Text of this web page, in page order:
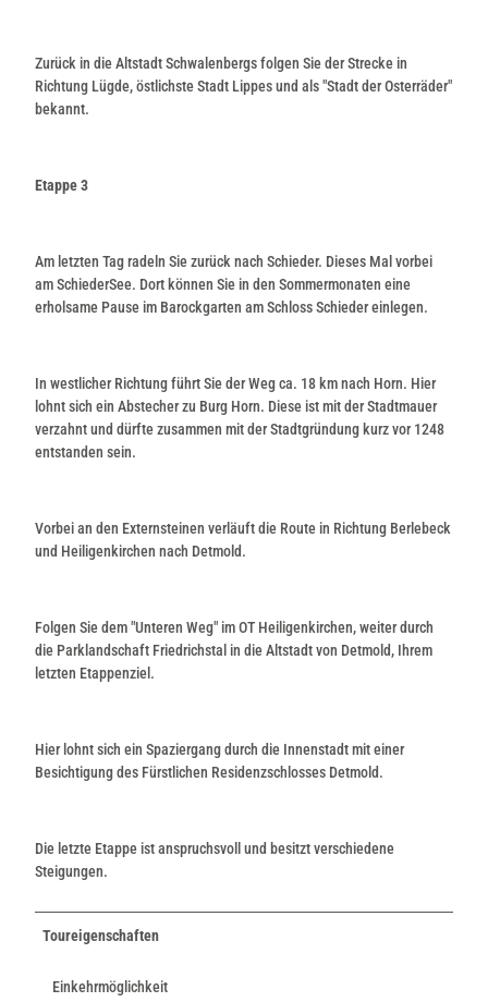
Zurück in die Altstadt Schwalenbergs folgen Sie der Strecke in
Richtung Lügde, östlichste Stadt Lippes und als "Stadt der Osterräder"
bekannt.
Etappe 3
Am letzten Tag radeln Sie zurück nach Schieder. Dieses Mal vorbei
am SchiederSee. Dort können Sie in den Sommermonaten eine
erholsame Pause im Barockgarten am Schloss Schieder einlegen.
In westlicher Richtung führt Sie der Weg ca. 18 km nach Horn. Hier
lohnt sich ein Abstecher zu Burg Horn. Diese ist mit der Stadtmauer
verzahnt und dürfte zusammen mit der Stadtgründung kurz vor 1248
entstanden sein.
Vorbei an den Externsteinen verläuft die Route in Richtung Berlebeck
und Heiligenkirchen nach Detmold.
Folgen Sie dem "Unteren Weg" im OT Heiligenkirchen, weiter durch
die Parklandschaft Friedrichstal in die Altstadt von Detmold, Ihrem
letzten Etappenziel.
Hier lohnt sich ein Spaziergang durch die Innenstadt mit einer
Besichtigung des Fürstlichen Residenzschlosses Detmold.
Die letzte Etappe ist anspruchsvoll und besitzt verschiedene
Steigungen.
Toureigenschaften
Einkehrmöglichkeit